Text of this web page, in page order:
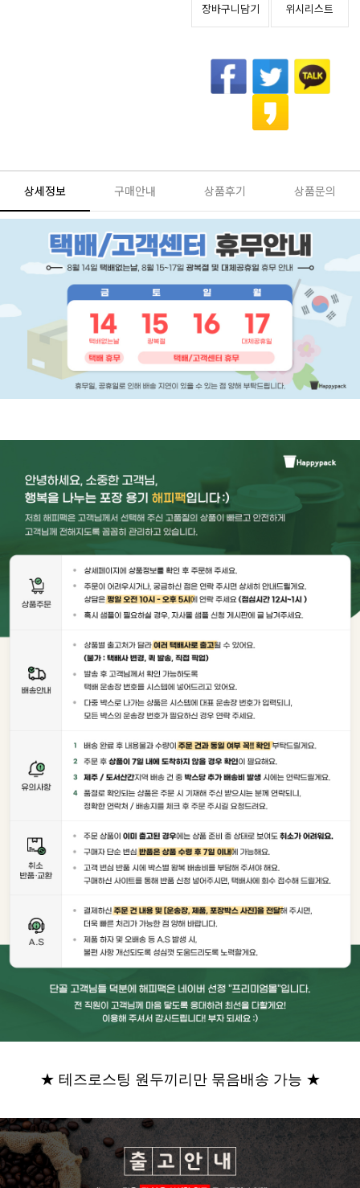
장바구니담기 위시리스트
상세정보 구매안내 상품후기 상품문의
★ 테즈로스팅 원두끼리만 묶음배송 가능 ★